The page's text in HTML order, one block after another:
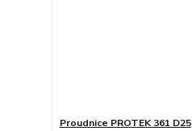
Proudnice PROTEK 361 D25